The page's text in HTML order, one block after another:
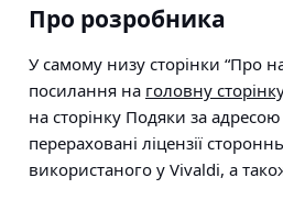
Про розробника
У самому низу сторінки “Про
посилання на головну
на сторінку Подяки за адресою
перераховані ліцензії
використаного у Vivaldi, а